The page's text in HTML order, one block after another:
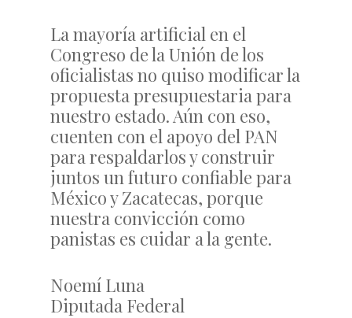
La mayoría artificial en el
Congreso de la Unión de los
oficialistas no quiso modificar la
propuesta presupuestaria para
nuestro estado. Aún con eso,
cuenten con el apoyo del PAN
para respaldarlos y construir
juntos un futuro confiable para
México y Zacatecas, porque
nuestra convicción como
panistas es cuidar a la gente.
Noemí Luna
Diputada Federal